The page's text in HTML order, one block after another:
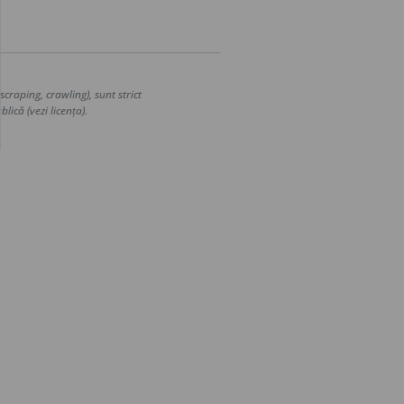
crawling), sunt strict
(vezi licența).